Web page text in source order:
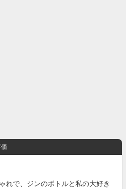
れで、ジンのボトルと私の大好き